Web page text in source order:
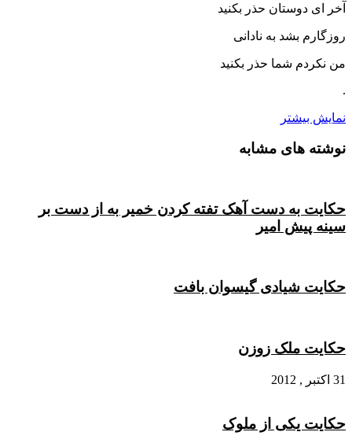
آخر اى دوستان حذر بکنید
روزگارم بشد به نادانى
من نکردم شما حذر بکنید
.
نمایش بیشتر
نوشته های مشابه
حکایت به دست آهک تفته کردن خمیر به از دست بر
سینه پیش امیر
حکایت شیادی گیسوان بافت
حکایت ملک زوزن
31 اکتبر , 2012
حکایت یکی از ملوک